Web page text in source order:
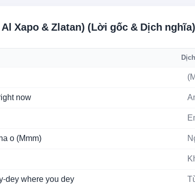
Xapo & Zlatan) (Lời gốc & Dịch nghĩa)
now
o (Mmm)
dey where you dey